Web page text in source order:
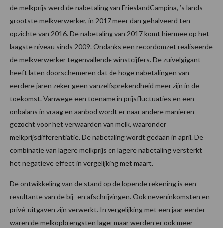
de melkprijs werd de nabetaling van FrieslandCampina, ’s lands
grootste melkverwerker, in 2017 meer dan gehalveerd ten
opzichte van 2016. De nabetaling van 2017 komt hiermee op het
laagste niveau sinds 2009. Ondanks een recordomzet realiseerde
de melkverwerker tegenvallende winstcijfers. De zuivelgigant
heeft laten doorschemeren dat de hoge nabetalingen van
eerdere jaren zeker geen vanzelfsprekendheid meer zijn in de
toekomst. Vanwege een toename in prijsfluctuaties en een
onbalans in vraag en aanbod wordt er naar andere manieren
gezocht voor het verwaarden van melk, waaronder
melkprijsdifferentiatie. De nabetaling wordt gedaan in april. De
combinatie van lagere melkprijs en lagere nabetaling versterkt
het negatieve effect in vergelijking met maart.
De ontwikkeling van de stand op de lopende rekening is een
resultante van de bij- en afschrijvingen. Ook neveninkomsten en
privé-uitgaven zijn verwerkt. In vergelijking met een jaar eerder
waren de melkopbrengsten lager maar werden er ook meer